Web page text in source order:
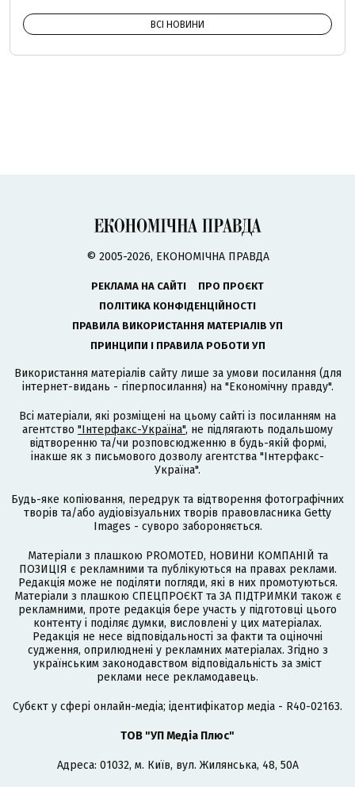
ВСІ НОВИНИ
© 2005-2026, ЕКОНОМІЧНА ПРАВДА
РЕКЛАМА НА САЙТІ
ПРО ПРОЄКТ
ПОЛІТИКА КОНФІДЕНЦІЙНОСТІ
ПРАВИЛА ВИКОРИСТАННЯ МАТЕРІАЛІВ УП
ПРИНЦИПИ І ПРАВИЛА РОБОТИ УП
Використання матеріалів сайту лише за умови посилання (для
інтернет-видань - гіперпосилання) на "Економічну правду".
Всі матеріали, які розміщені на цьому сайті із посиланням на
агентство "Інтерфакс-Україна", не підлягають подальшому
відтворенню та/чи розповсюдженню в будь-якій формі,
інакше як з письмового дозволу агентства "Інтерфакс-
Україна".
Будь-яке копіювання, передрук та відтворення фотографічних
творів та/або аудіовізуальних творів правовласника Getty
Images - суворо забороняється.
Матеріали з плашкою PROMOTED, НОВИНИ КОМПАНІЙ та
ПОЗИЦІЯ є рекламними та публікуються на правах реклами.
Редакція може не поділяти погляди, які в них промотуються.
Матеріали з плашкою СПЕЦПРОЄКТ та ЗА ПІДТРИМКИ також є
рекламними, проте редакція бере участь у підготовці цього
контенту і поділяє думки, висловлені у цих матеріалах.
Редакція не несе відповідальності за факти та оціночні
судження, оприлюднені у рекламних матеріалах. Згідно з
українським законодавством відповідальність за зміст
реклами несе рекламодавець.
Cубєкт у сфері онлайн-медіа; ідентифікатор медіа - R40-02163.
ТОВ "УП Медіа Плюс"
Адреса: 01032, м. Київ, вул. Жилянська, 48, 50А